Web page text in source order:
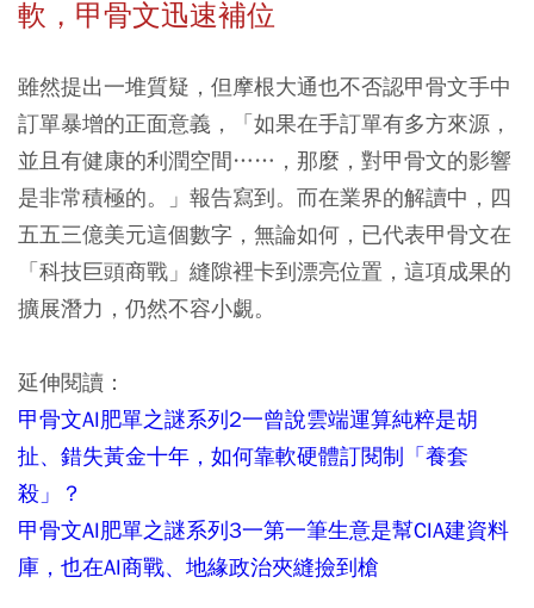
軟，甲骨文迅速補位
雖然提出一堆質疑，但摩根大通也不否認甲骨文手中
訂單暴增的正面意義，「如果在手訂單有多方來源，
並且有健康的利潤空間……，那麼，對甲骨文的影響
是非常積極的。」報告寫到。而在業界的解讀中，四
五五三億美元這個數字，無論如何，已代表甲骨文在
「科技巨頭商戰」縫隙裡卡到漂亮位置，這項成果的
擴展潛力，仍然不容小覷。
延伸閱讀：
甲骨文AI肥單之謎系列2一曾說雲端運算純粹是胡
扯、錯失黃金十年，如何靠軟硬體訂閱制「養套
殺」？
甲骨文AI肥單之謎系列3一第一筆生意是幫CIA建資料
庫，也在AI商戰、地緣政治夾縫撿到槍